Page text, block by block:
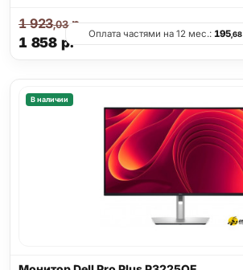
1 858 р.
1 923,03р.
Оплата частями на 12 мес.:195,68
В наличии